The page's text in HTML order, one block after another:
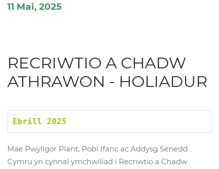
11 Mai, 2025
RECRIWTIO A CHADW
ATHRAWON - HOLIADUR
Ebrill 2025
Mae Pwyllgor Plant, Pobl Ifanc ac Addysg Senedd
Cymru yn cynnal ymchwiliad i Recriwtio a Chadw